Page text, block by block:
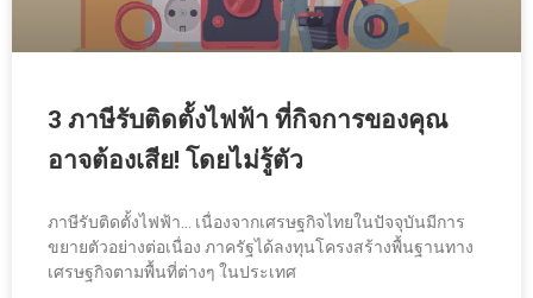
3 ภาษีรับติดตั้งไฟฟ้า ที่กิจการของคุณ
อาจต้องเสีย! โดยไม่รู้ตัว
ภาษีรับติดตั้งไฟฟ้า… เนื่องจากเศรษฐกิจไทยในปัจจุบันมีการ
ขยายตัวอย่างต่อเนื่อง ภาครัฐได้ลงทุนโครงสร้างพื้นฐานทาง
เศรษฐกิจตามพื้นที่ต่างๆ ในประเทศ